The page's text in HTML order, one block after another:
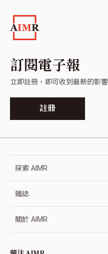
訂閱電子報
立即註冊，即可收到最新的影
註冊
探索 AIMR
雜誌
關於 AIMR